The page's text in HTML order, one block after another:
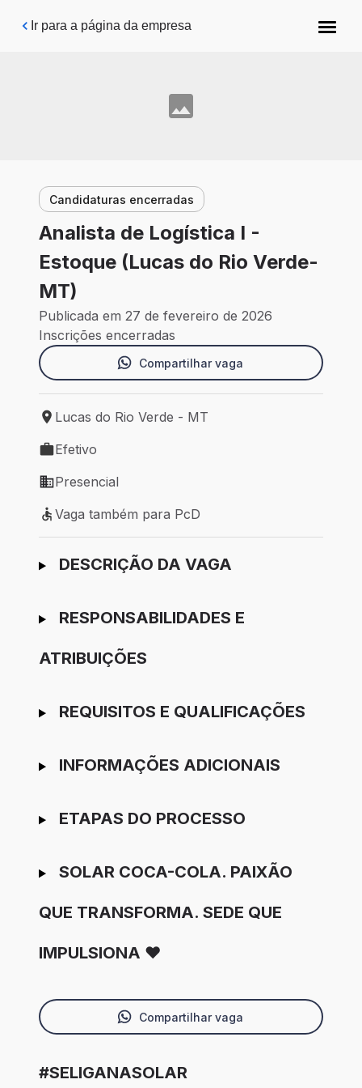
Pular para o conteúdo principal
Ir para a página da empresa
Candidaturas encerradas
Analista de Logística I -
Estoque (Lucas do Rio Verde-
MT)
Publicada em 27 de fevereiro de 2026
Inscrições encerradas
Compartilhar vaga
Local de trabalho: Lucas do Rio Verde - MT
Lucas do Rio Verde - MT
Tipo de vaga: Efetivo
Efetivo
Modelo de trabalho: Presencial
Presencial
Vaga também para PcD
Vaga também para PcD
Ir para candidatura
DESCRIÇÃO DA VAGA
RESPONSABILIDADES E
ATRIBUIÇÕES
REQUISITOS E QUALIFICAÇÕES
INFORMAÇÕES ADICIONAIS
ETAPAS DO PROCESSO
SOLAR COCA-COLA. PAIXÃO
QUE TRANSFORMA. SEDE QUE
IMPULSIONA ❤️
Compartilhar vaga
#SELIGANASOLAR